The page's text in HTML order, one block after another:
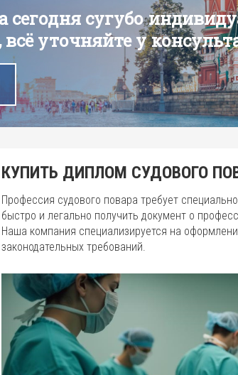
сегодня сугубо
уточняйте у
КУПИТЬ ДИПЛОМ СУДОВОГО
Профессия судового повара требует
быстро и легально получить документ о
Наша компания специализируется на
законодательных требований.